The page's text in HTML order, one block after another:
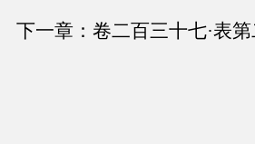
下一章：卷二百三十七·表